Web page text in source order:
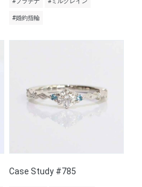
#婚約指輪
Case Study #785